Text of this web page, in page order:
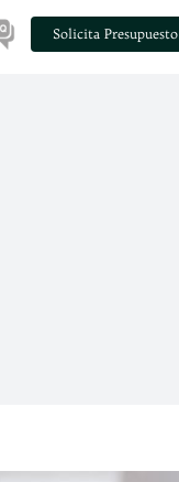
Solicita Presupuesto